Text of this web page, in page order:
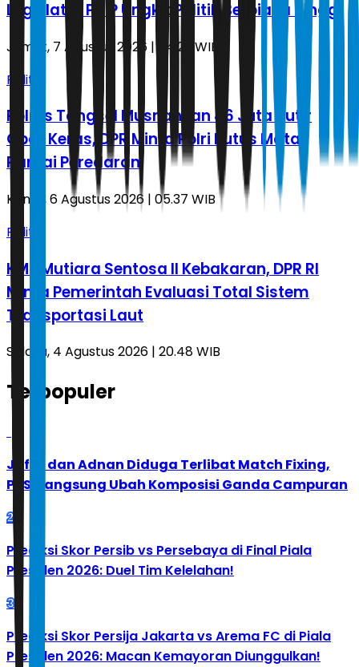
Legislator PDIP Ungkit Politik Berbiaya Tinggi
Jumat, 7 Agustus 2026 | 04.29 WIB
Politik
Polres Tangsel Musnahkan 46 Juta Butir
Obat Keras, DPR Minta Polri Putus Mata
Rantai Peredaran
Kamis, 6 Agustus 2026 | 05.37 WIB
Politik
KMP Mutiara Sentosa II Kebakaran, DPR RI
Minta Pemerintah Evaluasi Total Sistem
Transportasi Laut
Selasa, 4 Agustus 2026 | 20.48 WIB
Terpopuler
Jafar dan Adnan Diduga Terlibat Match Fixing,
PBSI Langsung Ubah Komposisi Ganda Campuran
2
Prediksi Skor Persib vs Persebaya di Final Piala
Presiden 2026: Duel Tim Kelelahan!
3
Prediksi Skor Persija Jakarta vs Arema FC di Piala
Presiden 2026: Macan Kemayoran Diunggulkan!